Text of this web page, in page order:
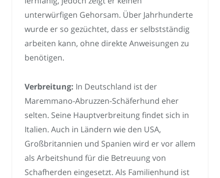
unterwürfigen Gehorsam. Über Jahrhunderte
wurde er so gezüchtet, dass er selbstständig
arbeiten kann, ohne direkte Anweisungen zu
benötigen.
Verbreitung: In Deutschland ist der
Maremmano-Abruzzen-Schäferhund eher
selten. Seine Hauptverbreitung findet sich in
Italien. Auch in Ländern wie den USA,
Großbritannien und Spanien wird er vor allem
als Arbeitshund für die Betreuung von
Schafherden eingesetzt. Als Familienhund ist